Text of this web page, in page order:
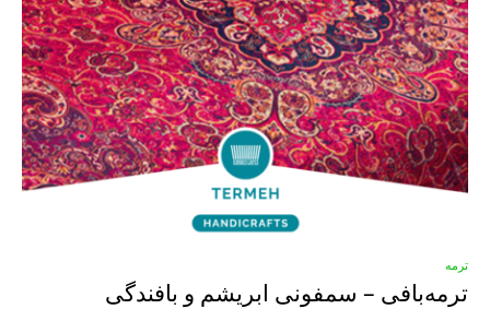
ترمه
ترمه‌بافی – سمفونی ابریشم و بافندگی